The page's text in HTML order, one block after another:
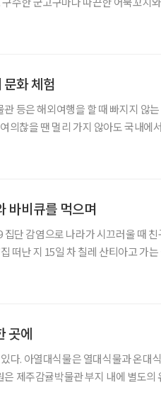
화 체험
등은 해외여행을 할 때 빠지지 않
의찮을 땐 멀리 가지 않아도 국내에
바비큐를 먹으며
단 감염으로 나라가 시끄러울 때
떠난 지 15일 차 칠레 산티아고 가는
곳에
다. 아열대식물은 열대식물과 온대
제주감귤박물관 부지 내에 별도의